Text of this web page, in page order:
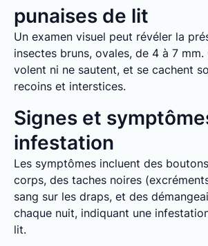
punaises de lit
Un examen visuel peut révéler la
insectes bruns, ovales, de 4 à 7 mm.
volent ni ne sautent, et se cachent
recoins et interstices.
Signes et
infestation
Les symptômes incluent des
corps, des taches noires
sang sur les draps, et des
chaque nuit, indiquant une
lit.